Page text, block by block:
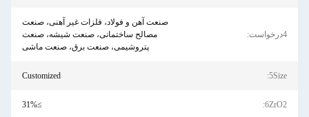
4درخواست:
صنعت آهن و فولاد، فلزات غیر آهنی، صنعت
مصالح ساختمانی، صنعت شیشه، صنعت
پتروشیمی، صنعت برق، صنعت ماشی
5Size:
Customized
6ZrO2:
≥31%